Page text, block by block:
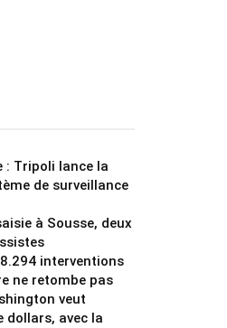
: Tripoli lance la
de surveillance
à Sousse, deux
interventions
ne retombe pas
veut
dollars, avec la